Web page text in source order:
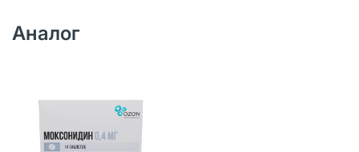
Аналог